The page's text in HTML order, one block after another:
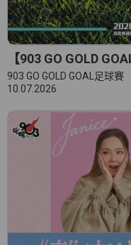
【903 GO GOLD
903 GO GOLD GOAL足球賽
10.07.2026